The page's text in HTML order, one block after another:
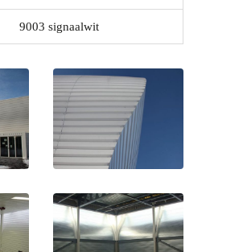
9003 signaalwit